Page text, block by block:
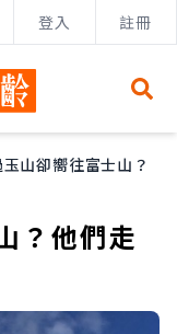
登入 註冊
山卻嚮往富士山？
？他們走